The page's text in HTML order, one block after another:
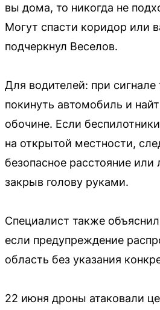
вы дома, то никогда не
Могут спасти коридор или
подчеркнул Веселов.
Для водителей: при сигнале
покинуть автомобиль и
обочине. Если
на открытой местности,
безопасное расстояние или
закрыв голову руками.
Специалист также
если предупреждение
область без указания
22 июня дроны атаковали